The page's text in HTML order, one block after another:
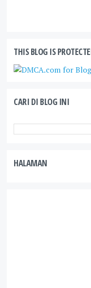
THIS BLOG IS
CARI DI BLOG INI
HALAMAN